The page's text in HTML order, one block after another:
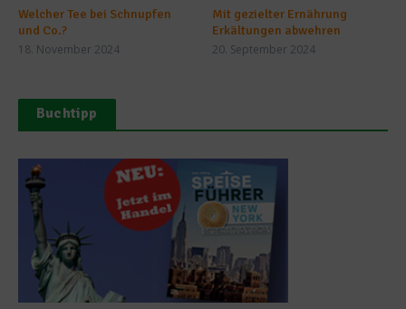
Welcher Tee bei Schnupfen
und Co.?
18. November 2024
Mit gezielter Ernährung
Erkältungen abwehren
20. September 2024
Buchtipp